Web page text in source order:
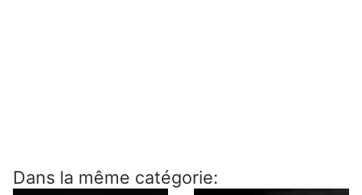
Dans la même catégorie: